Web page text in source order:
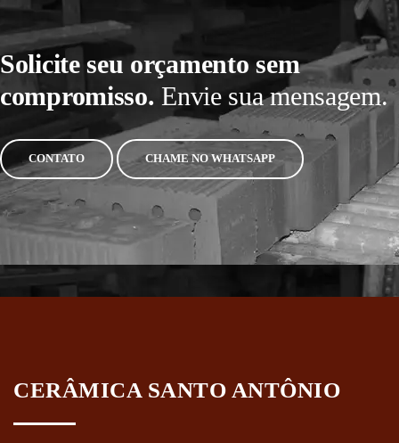
Solicite seu orçamento sem
compromisso. Envie sua mensagem.
CONTATO CHAME NO WHATSAPP
CERÂMICA SANTO ANTÔNIO